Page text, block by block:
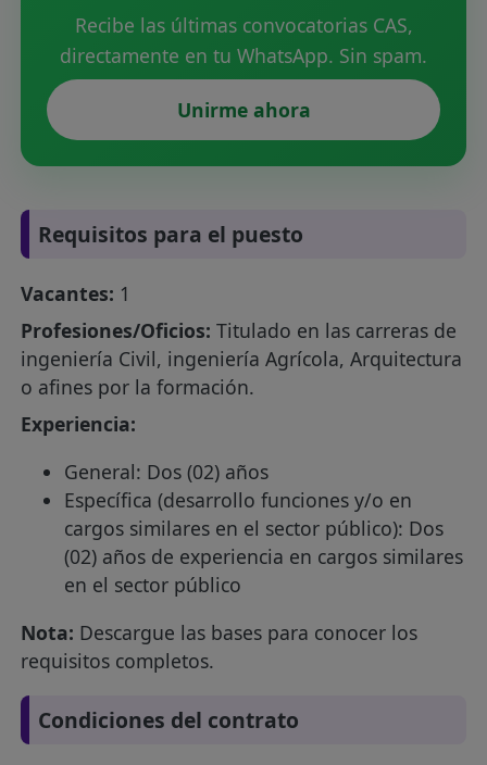
Recibe las últimas convocatorias CAS,
directamente en tu WhatsApp. Sin spam.
Unirme ahora
Requisitos para el puesto
Vacantes: 1
Profesiones/Oficios: Titulado en las carreras de
ingeniería Civil, ingeniería Agrícola, Arquitectura
o afines por la formación.
Experiencia:
General: Dos (02) años
Específica (desarrollo funciones y/o en
cargos similares en el sector público): Dos
(02) años de experiencia en cargos similares
en el sector público
Nota: Descargue las bases para conocer los
requisitos completos.
Condiciones del contrato